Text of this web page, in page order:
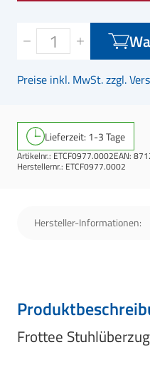
Preise inkl. MwSt. zzgl.
Lieferzeit: 1-3 Tage
Artikelnr.: ETCF0977.0002EAN:
Herstellernr.: ETCF0977.0002
Hersteller-Informationen:
Frottee